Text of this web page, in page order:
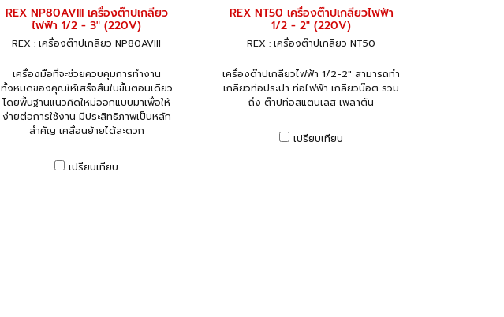
REX NP80AVIII เครื่องต๊าปเกลียว
ไฟฟ้า 1/2 - 3" (220V)
REX : เครื่องต๊าปเกลียว NP80AVIII
เครื่องมือที่จะช่วยควบคุมการทำงาน
ทั้งหมดของคุณให้เสร็จสิ้นในขั้นตอนเดียว
โดยพื้นฐานแนวคิดใหม่ออกแบบมาเพื่อให้
ง่ายต่อการใช้งาน มีประสิทธิภาพเป็นหลัก
สำคัญ เคลื่อนย้ายได้สะดวก
เปรียบเทียบ
REX NT50 เครื่องต๊าปเกลียวไฟฟ้า
1/2 - 2" (220V)
REX : เครื่องต๊าปเกลียว NT50
เครื่องต๊าปเกลียวไฟฟ้า 1/2-2" สามารถทำ
เกลียวท่อประปา ท่อไฟฟ้า เกลียวน๊อต รวม
ถึง ต๊าปท่อสแตนเลส เพลาตัน
เปรียบเทียบ